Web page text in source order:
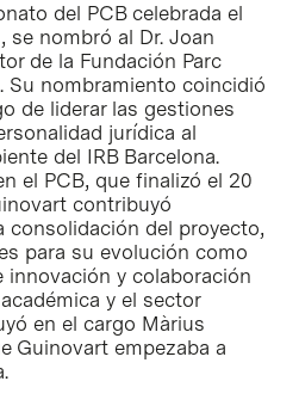
del PCB celebrada el
se nombró al Dr. Joan
de la Fundación Parc
Su nombramiento coincidió
de liderar las gestiones
jurídica al
del IRB Barcelona.
el PCB, que finalizó el 20
contribuyó
consolidación del proyecto,
para su evolución como
innovación y colaboración
y el sector
en el cargo Màrius
Guinovart empezaba a